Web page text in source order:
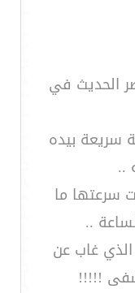
الحديث في
سريعة بيده
..
سرعتها ما
غاب عن
!!!!!